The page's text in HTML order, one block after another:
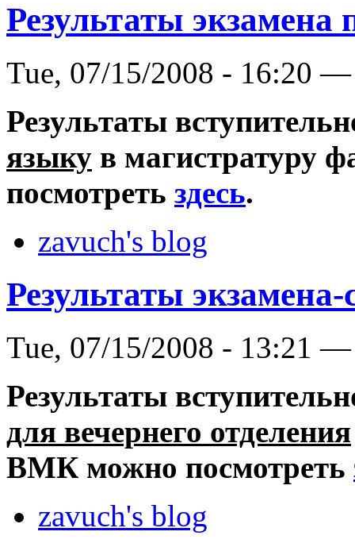
Результаты
Tue, 07/15/2008 - 16:20 —
Результаты
языку в магистратуру
посмотреть здесь.
zavuch's blog
Результаты экзамена-
Tue, 07/15/2008 - 13:21 —
Результаты
для вечернего отделения
ВМК можно посмотреть
zavuch's blog